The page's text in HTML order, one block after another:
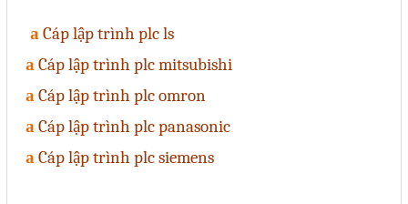
a Cáp lập trình plc ls
a Cáp lập trình plc mitsubishi
a Cáp lập trình plc omron
a Cáp lập trình plc panasonic
a Cáp lập trình plc siemens
Hình ảnh sửa chữa
Liên hệ
Đóng